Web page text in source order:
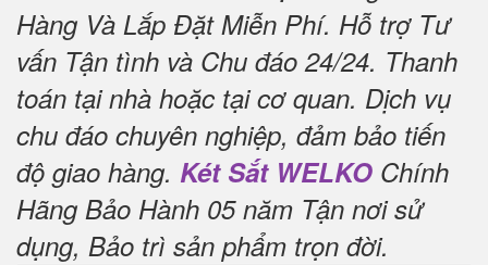
Hàng Và Lắp Đặt Miễn Phí. Hỗ trợ Tư
vấn Tận tình và Chu đáo 24/24. Thanh
toán tại nhà hoặc tại cơ quan. Dịch vụ
chu đáo chuyên nghiệp, đảm bảo tiến
độ giao hàng. Két Sắt WELKO Chính
Hãng Bảo Hành 05 năm Tận nơi sử
dụng, Bảo trì sản phẩm trọn đời.